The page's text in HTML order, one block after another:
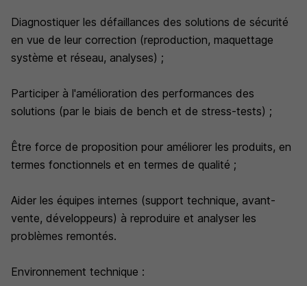
Diagnostiquer les défaillances des solutions de sécurité
en vue de leur correction (reproduction, maquettage
système et réseau, analyses) ;
Participer à l'amélioration des performances des
solutions (par le biais de bench et de stress-tests) ;
Être force de proposition pour améliorer les produits, en
termes fonctionnels et en termes de qualité ;
Aider les équipes internes (support technique, avant-
vente, développeurs) à reproduire et analyser les
problèmes remontés.
Environnement technique :